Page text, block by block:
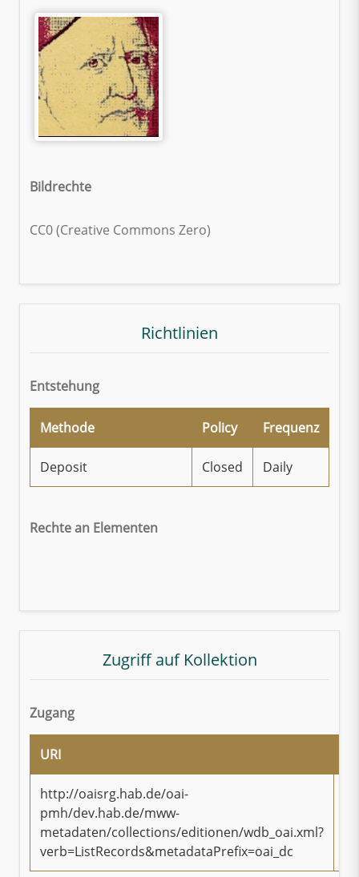
Bildrechte
CC0 (Creative Commons Zero)
Richtlinien
Entstehung
Methode Policy Frequenz
Deposit Closed Daily
Rechte an Elementen
Zugriff auf Kollektion
Zugang
URI
http://oaisrg.hab.de/oai-
pmh/dev.hab.de/mww-
metadaten/collections/editionen/wdb_oai.xml?
verb=ListRecords&metadataPrefix=oai_dc